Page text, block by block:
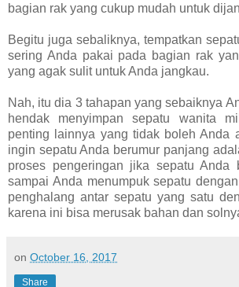
bagian rak yang cukup mudah untuk
Begitu juga sebaliknya, tempatkan
sering Anda pakai pada bagian rak
yang agak sulit untuk Anda jangkau.
Nah, itu dia 3 tahapan yang sebaiknya
hendak menyimpan sepatu wanita
penting lainnya yang tidak boleh Anda
ingin sepatu Anda berumur panjang
proses pengeringan jika sepatu Anda
sampai Anda menumpuk sepatu
penghalang antar sepatu yang satu
karena ini bisa merusak bahan dan
on October 16, 2017
Share